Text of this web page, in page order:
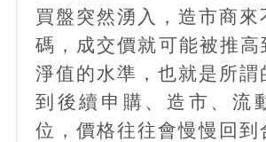
買盤突然湧入，造市商來
碼，成交價就可能被推高
淨值的水準，也就是所謂
到後續申購、造市、流
位，價格往往會慢慢回到